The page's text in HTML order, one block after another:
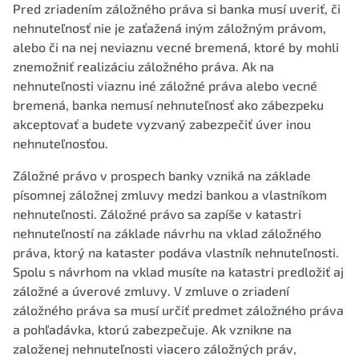
Pred zriadením záložného práva si banka musí uveriť, či
nehnuteľnosť nie je zaťažená iným záložným právom,
alebo či na nej neviaznu vecné bremená, ktoré by mohli
znemožniť realizáciu záložného práva. Ak na
nehnuteľnosti viaznu iné záložné práva alebo vecné
bremená, banka nemusí nehnuteľnosť ako zábezpeku
akceptovať a budete vyzvaný zabezpečiť úver inou
nehnuteľnosťou.
Záložné právo v prospech banky vzniká na základe
písomnej záložnej zmluvy medzi bankou a vlastníkom
nehnuteľnosti. Záložné právo sa zapíše v katastri
nehnuteľností na základe návrhu na vklad záložného
práva, ktorý na kataster podáva vlastník nehnuteľnosti.
Spolu s návrhom na vklad musíte na katastri predložiť aj
záložné a úverové zmluvy. V zmluve o zriadení
záložného práva sa musí určiť predmet záložného práva
a pohľadávka, ktorú zabezpečuje. Ak vznikne na
založenej nehnuteľnosti viacero záložných práv,